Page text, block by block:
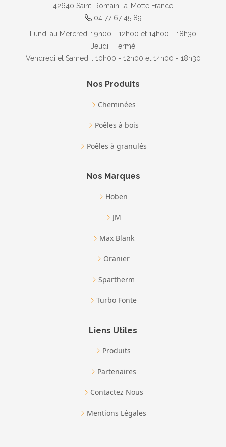
42640 Saint-Romain-la-Motte France
04 77 67 45 89
Lundi au Mercredi : 9h00 - 12h00 et 14h00 - 18h30
Jeudi : Fermé
Vendredi et Samedi : 10h00 - 12h00 et 14h00 - 18h30
Nos Produits
Cheminées
Poêles à bois
Poêles à granulés
Nos Marques
Hoben
JM
Max Blank
Oranier
Spartherm
Turbo Fonte
Liens Utiles
Produits
Partenaires
Contactez Nous
Mentions Légales